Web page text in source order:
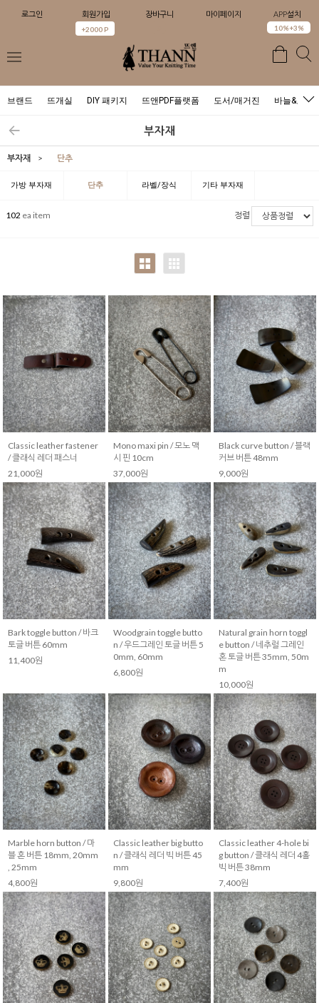
로그인 회원가입
+2000 P
장바구니 마이페이지 APP설치
10%+3%
브랜드 뜨개실 DIY 패키지 뜨앤PDF플랫폼 도서/매거진 바늘&도구
부자재
부자재 > 단추
가방 부자재 단추 라벨/장식 기타 부자재
102 ea item 정렬
Classic leather fastener
/ 클래식 레더 패스너
21,000원
Mono maxi pin / 모노 맥
시 핀 10cm
37,000원
Black curve button / 블랙
커브 버튼 48mm
9,000원
Bark toggle button / 바크
토글 버튼 60mm
11,400원
Woodgrain toggle butto
n / 우드그레인 토글 버튼 5
0mm, 60mm
6,800원
Natural grain horn toggl
e button / 네추럴 그레인
혼 토글 버튼 35mm, 50m
m
10,000원
Marble horn button / 마
블 혼 버튼 18mm, 20mm
, 25mm
4,800원
Classic leather big butto
n / 클래식 레더 빅 버튼 45
mm
9,800원
Classic leather 4-hole bi
g button / 클래식 레더 4홀
빅 버튼 38mm
7,400원